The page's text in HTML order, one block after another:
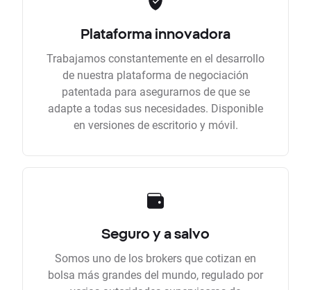
Plataforma innovadora
Trabajamos constantemente en el desarrollo
de nuestra plataforma de negociación
patentada para asegurarnos de que se
adapte a todas sus necesidades. Disponible
en versiones de escritorio y móvil.
Seguro y a salvo
Somos uno de los brokers que cotizan en
bolsa más grandes del mundo, regulado por